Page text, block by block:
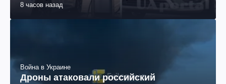
8 часов назад
Война в Украине
Дроны атаковали российский